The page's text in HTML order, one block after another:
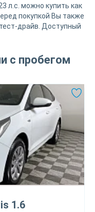
л.с. можно купить как
покупкой Вы также
драйв. Доступный
с пробегом
1.6